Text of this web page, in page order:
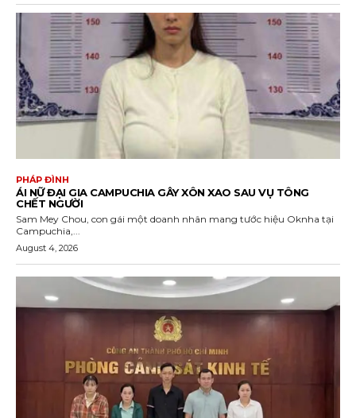
PHÁP ĐÌNH
ÁI NỮ ĐẠI GIA CAMPUCHIA GÂY XÔN XAO SAU VỤ TÔNG
CHẾT NGƯỜI
Sam Mey Chou, con gái một doanh nhân mang tước hiệu Oknha tại
Campuchia,...
August 4, 2026